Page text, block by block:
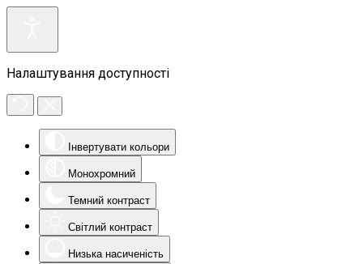
Налаштування доступності
Інвертувати кольори
Монохромний
Темний контраст
Світлий контраст
Низька насиченість